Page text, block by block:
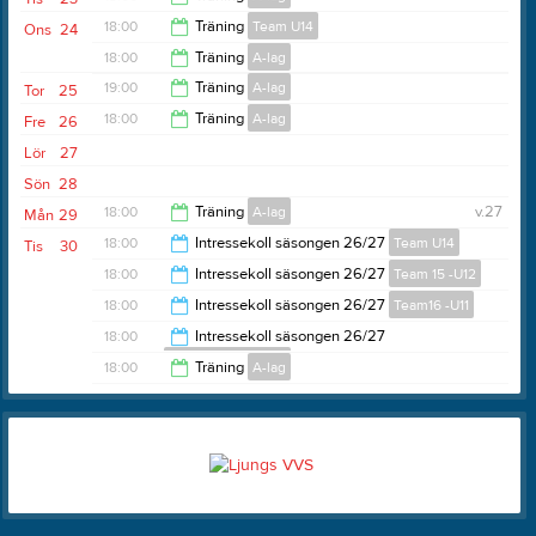
19:00
19:15
24
Ons 18:00 Träning Team U14
19:15
18:00 Träning A-lag
19:30
25
Tor 19:00 Träning A-lag
26
Fre 18:00 Träning A-lag
27
Lör
28
Sön
29
Mån v.27
18:00 Träning A-lag
19:00
30
Tis 18:00 Intressekoll säsongen 26/27 Team U14
19:00
18:00 Intressekoll säsongen 26/27 Team 15 -U12
19:00
18:00 Intressekoll säsongen 26/27 Team16 -U11
19:00
18:00
Intressekoll säsongen 26/27
Team 17/18 U10/U9
19:00
18:00 Träning A-lag